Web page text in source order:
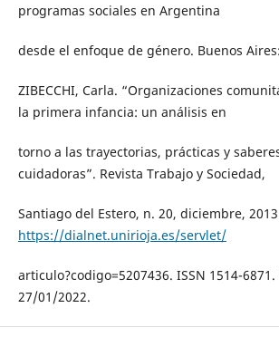
programas sociales en Argentina
desde el enfoque de género. Buenos
ZIBECCHI, Carla. “Organizaciones
la primera infancia: un análisis en
torno a las trayectorias, prácticas y
cuidadoras”. Revista Trabajo y Sociedad,
Santiago del Estero, n. 20, diciembre,
https://dialnet.unirioja.es/servlet/
articulo?codigo=5207436. ISSN 1514-
27/01/2022.